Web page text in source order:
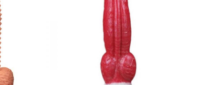
riêng cho phái nữ, hỗ trợ thỏa mãn nhu cầu
đã trải nghiệm 💬
phẩm mềm mại và rất thật, cảm giác khi